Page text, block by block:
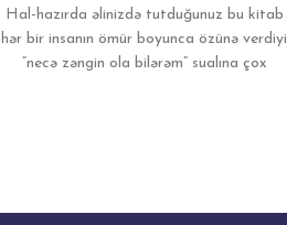
Hal-hazırda əlinizdə tutduğunuz bu kitab
hər bir insanın ömür boyunca özünə verdiyi
“necə zəngin ola bilərəm” sualına çox